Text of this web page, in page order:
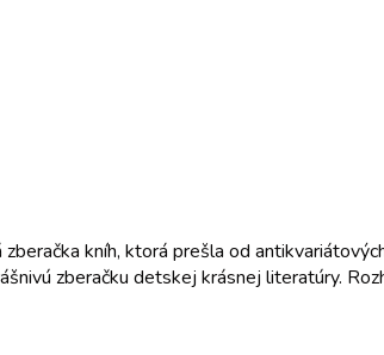
kníh, ktorá prešla od
zberačku detskej krásnej literatúry.